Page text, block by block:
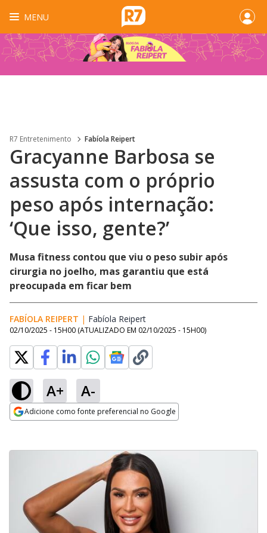
MENU
R7 Entretenimento Fabíola Reipert
Gracyanne Barbosa se
assusta com o próprio
peso após internação:
‘Que isso, gente?’
Musa fitness contou que viu o peso subir após
cirurgia no joelho, mas garantiu que está
preocupada em ficar bem
FABÍOLA REIPERT | Fabíola Reipert
02/10/2025 - 15H00 (ATUALIZADO EM 02/10/2025 - 15H00)
A+ A-
Adicione como fonte preferencial no Google